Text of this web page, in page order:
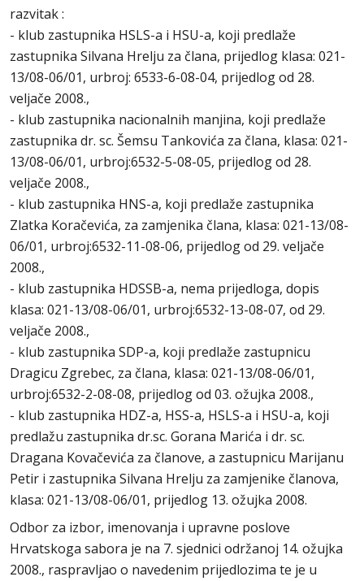
razvitak :
- klub zastupnika HSLS-a i HSU-a, koji predlaže
zastupnika Silvana Hrelju za člana, prijedlog klasa: 021-
13/08-06/01, urbroj: 6533-6-08-04, prijedlog od 28.
veljače 2008.,
- klub zastupnika nacionalnih manjina, koji predlaže
zastupnika dr. sc. Šemsu Tankovića za člana, klasa: 021-
13/08-06/01, urbroj:6532-5-08-05, prijedlog od 28.
veljače 2008.,
- klub zastupnika HNS-a, koji predlaže zastupnika
Zlatka Koračevića, za zamjenika člana, klasa: 021-13/08-
06/01, urbroj:6532-11-08-06, prijedlog od 29. veljače
2008.,
- klub zastupnika HDSSB-a, nema prijedloga, dopis
klasa: 021-13/08-06/01, urbroj:6532-13-08-07, od 29.
veljače 2008.,
- klub zastupnika SDP-a, koji predlaže zastupnicu
Dragicu Zgrebec, za člana, klasa: 021-13/08-06/01,
urbroj:6532-2-08-08, prijedlog od 03. ožujka 2008.,
- klub zastupnika HDZ-a, HSS-a, HSLS-a i HSU-a, koji
predlažu zastupnika dr.sc. Gorana Marića i dr. sc.
Dragana Kovačevića za članove, a zastupnicu Marijanu
Petir i zastupnika Silvana Hrelju za zamjenike članova,
klasa: 021-13/08-06/01, prijedlog 13. ožujka 2008.
Odbor za izbor, imenovanja i upravne poslove
Hrvatskoga sabora je na 7. sjednici održanoj 14. ožujka
2008., raspravljao o navedenim prijedlozima te je u